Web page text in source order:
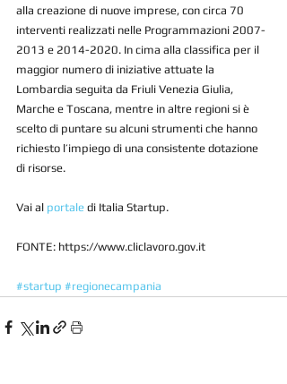
alla creazione di nuove imprese, con circa 70
interventi realizzati nelle Programmazioni 2007-
2013 e 2014-2020. In cima alla classifica per il
maggior numero di iniziative attuate la
Lombardia seguita da Friuli Venezia Giulia,
Marche e Toscana, mentre in altre regioni si è
scelto di puntare su alcuni strumenti che hanno
richiesto l’impiego di una consistente dotazione
di risorse.
Vai al portale di Italia Startup.
FONTE: https://www.cliclavoro.gov.it
#startup #regionecampania